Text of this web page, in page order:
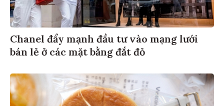
Chanel đẩy mạnh đầu tư vào mạng lưới
bán lẻ ở các mặt bằng đắt đỏ